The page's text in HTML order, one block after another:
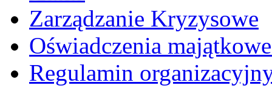
Zarządzanie Kryzysowe
Oświadczenia
Regulamin